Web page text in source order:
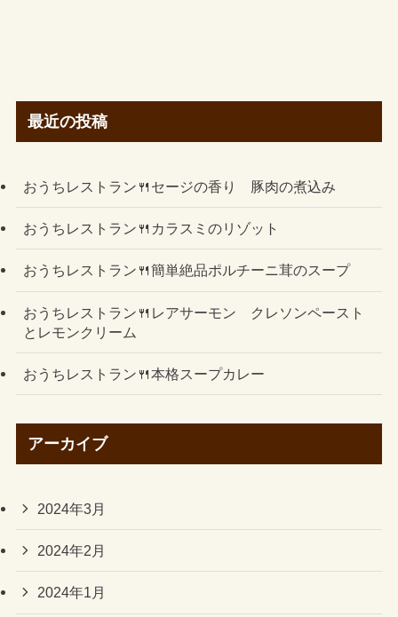
最近の投稿
おうちレストラン🍴セージの香り 豚肉の煮込み
おうちレストラン🍴カラスミのリゾット
おうちレストラン🍴簡単絶品ポルチーニ茸のスープ
おうちレストラン🍴レアサーモン クレソンペースト
とレモンクリーム
おうちレストラン🍴本格スープカレー
アーカイブ
2024年3月
2024年2月
2024年1月